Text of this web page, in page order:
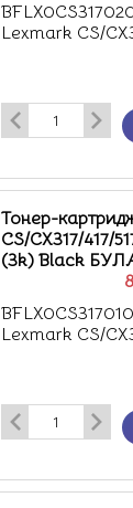
Lexmark CS/
Тонер-
CS/CX317/417/
(3k) Black
Lexmark CS/